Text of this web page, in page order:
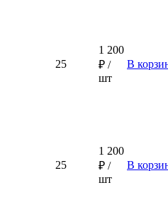
25
1 200
₽ /
шт
В
25
1 200
₽ /
шт
В